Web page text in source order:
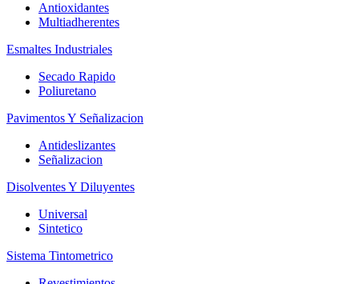
Antioxidantes
Multiadherentes
Esmaltes Industriales
Secado Rapido
Poliuretano
Pavimentos Y Señalizacion
Antideslizantes
Señalizacion
Disolventes Y Diluyentes
Universal
Sintetico
Sistema Tintometrico